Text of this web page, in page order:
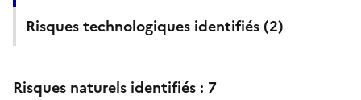
Risques technologiques identifiés (2)
Risques naturels identifiés : 7